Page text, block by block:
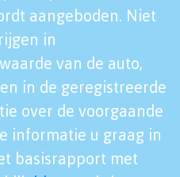
aangeboden. Niet
in
van de auto,
in de geregistreerde
over de voorgaande
informatie u graag in
basisrapport met